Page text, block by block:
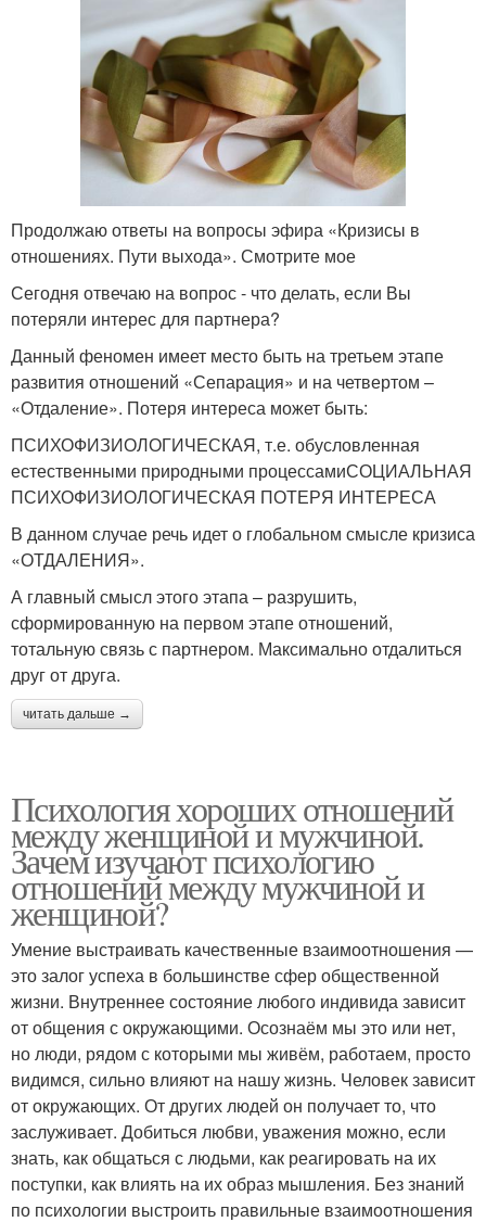
Продолжаю ответы на вопросы эфира «Кризисы в
отношениях. Пути выхода». Смотрите мое
Сегодня отвечаю на вопрос - что делать, если Вы
потеряли интерес для партнера?
Данный феномен имеет место быть на третьем этапе
развития отношений «Сепарация» и на четвертом –
«Отдаление». Потеря интереса может быть:
ПСИХОФИЗИОЛОГИЧЕСКАЯ, т.е. обусловленная
естественными природными процессамиСОЦИАЛЬНАЯ
ПСИХОФИЗИОЛОГИЧЕСКАЯ ПОТЕРЯ ИНТЕРЕСА
В данном случае речь идет о глобальном смысле кризиса
«ОТДАЛЕНИЯ».
А главный смысл этого этапа – разрушить,
сформированную на первом этапе отношений,
тотальную связь с партнером. Максимально отдалиться
друг от друга.
читать дальше →
Психология хороших отношений
между женщиной и мужчиной.
Зачем изучают психологию
отношений между мужчиной и
женщиной?
Умение выстраивать качественные взаимоотношения —
это залог успеха в большинстве сфер общественной
жизни. Внутреннее состояние любого индивида зависит
от общения с окружающими. Осознаём мы это или нет,
но люди, рядом с которыми мы живём, работаем, просто
видимся, сильно влияют на нашу жизнь. Человек зависит
от окружающих. От других людей он получает то, что
заслуживает. Добиться любви, уважения можно, если
знать, как общаться с людьми, как реагировать на их
поступки, как влиять на их образ мышления. Без знаний
по психологии выстроить правильные взаимоотношения